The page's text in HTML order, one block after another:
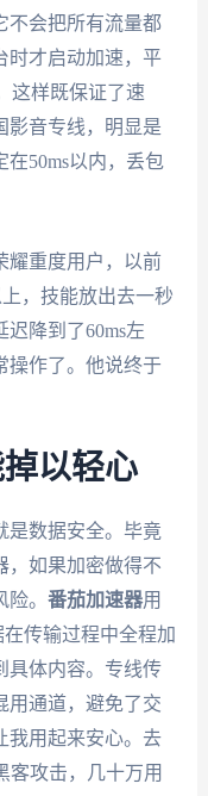
不会把所有流量都
时才启动加速，平
这样既保证了速
影音专线，明显是
50ms以内，丢包
耀重度用户，以前
，技能放出去一秒
降到了60ms左
操作了。他说终于
以轻心
是数据安全。毕竟
，如果加密做得不
。 番茄加速器用
传输过程中全程加
具体内容。专线传
用通道，避免了交
我用起来安心。去
客攻击，几十万用